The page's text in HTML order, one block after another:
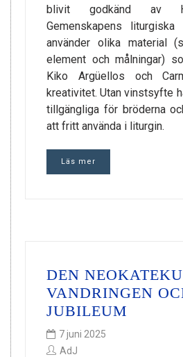
blivit godkänd av
Gemenskapens liturgiska
använder olika material
element och målningar)
Kiko Argüellos och
kreativitet. Utan vinstsyfte
tillgängliga för bröderna
att fritt använda i liturgin.
Läs mer
DEN
VANDRINGEN
JUBILEUM
7 juni 2025
AdJ